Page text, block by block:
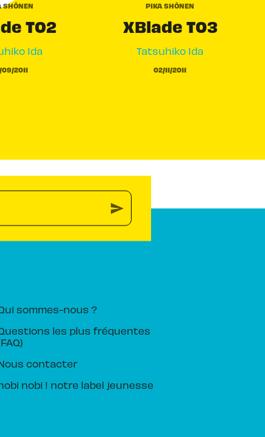
SHÔNEN
T02
Ida
2011
PIKA SHÔNEN
XBlade T03
Tatsuhiko Ida
02/11/2011
send
sommes-nous ?
les plus fréquentes
contacter
nobi ! notre label jeunesse